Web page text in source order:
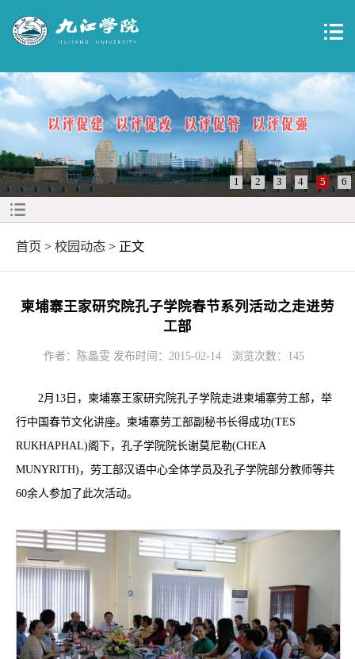
1 2 3 4 5 6
首页 > 校园动态 > 正文
柬埔寨王家研究院孔子学院春节系列活动之走进劳
工部
作者：陈晶雯 发布时间：2015-02-14 浏览次数： 145
2月13日，柬埔寨王家研究院孔子学院走进柬埔寨劳工部，举
行中国春节文化讲座。柬埔寨劳工部副秘书长得成功(TES
RUKHAPHAL)阁下，孔子学院院长谢莫尼勒(CHEA
MUNYRITH)，劳工部汉语中心全体学员及孔子学院部分教师等共
60余人参加了此次活动。